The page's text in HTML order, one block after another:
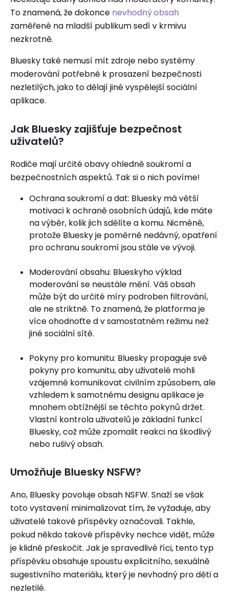
To znamená, že dokonce nevhodný obsah
zaměřené na mladší publikum sedí v krmivu
nezkrotně.
Bluesky také nemusí mít zdroje nebo systémy
moderování potřebné k prosazení bezpečnosti
nezletilých, jako to dělají jiné vyspělejší sociální
aplikace.
Jak Bluesky zajišťuje bezpečnost
uživatelů?
Rodiče mají určité obavy ohledně soukromí a
bezpečnostních aspektů. Tak si o nich povíme!
Ochrana soukromí a dat: Bluesky má větší
motivaci k ochraně osobních údajů, kde máte
na výběr, kolik jich sdělíte a komu. Nicméně,
protože Bluesky je poměrně nedávný, opatření
pro ochranu soukromí jsou stále ve vývoji.
Moderování obsahu: Blueskyho výklad
moderování se neustále mění. Váš obsah
může být do určité míry podroben filtrování,
ale ne striktně. To znamená, že platforma je
více ohodnoťte d v samostatném režimu než
jiné sociální sítě.
Pokyny pro komunitu: Bluesky propaguje své
pokyny pro komunitu, aby uživatelé mohli
vzájemně komunikovat civilním způsobem, ale
vzhledem k samotnému designu aplikace je
mnohem obtížnější se těchto pokynů držet.
Vlastní kontrola uživatelů je základní funkcí
Bluesky, což může zpomalit reakci na škodlivý
nebo rušivý obsah.
Umožňuje Bluesky NSFW?
Ano, Bluesky povoluje obsah NSFW. Snaží se však
toto vystavení minimalizovat tím, že vyžaduje, aby
uživatelé takové příspěvky označovali. Takhle,
pokud někdo takové příspěvky nechce vidět, může
je klidně přeskočit. Jak je spravedlivé říci, tento typ
příspěvku obsahuje spoustu explicitního, sexuálně
sugestivního materiálu, který je nevhodný pro děti a
nezletilé.